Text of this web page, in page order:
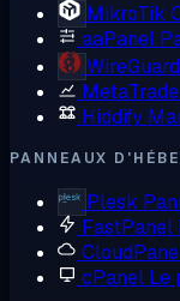
MikroTik
aaPanel
WireGuard
Hiddify
PANNEAUX
Plesk
FastPanel
cPanel Le